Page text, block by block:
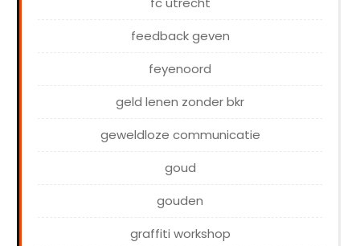
feedback geven
feyenoord
geld lenen zonder bkr
geweldloze communicatie
goud
gouden
graffiti workshop